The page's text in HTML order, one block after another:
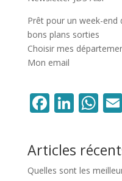
Prêt pour un week-end
bons plans sorties
Choisir mes
Mon email
Facebook
Articles
Quelles sont les